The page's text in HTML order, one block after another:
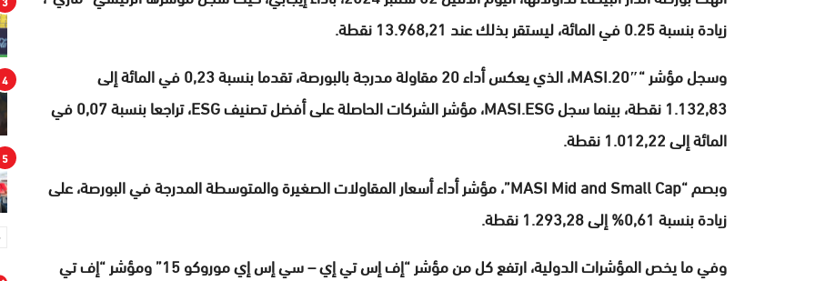
زيادة بنسبة 0.25 في المائة، ليستقر بذلك عند 13.968,21 نقطة.
وسجل مؤشر “MASI.20″، الذي يعكس أداء 20 مقاولة مدرجة بالبورصة، تقدما بنسبة 0,23 في المائة إلى
1.132,83 نقطة، بينما سجل MASI.ESG، مؤشر الشركات الحاصلة على أفضل تصنيف ESG، تراجعا بنسبة 0,07 في
المائة إلى 1.012,22 نقطة.
وبصم “MASI Mid and Small Cap”، مؤشر أداء أسعار المقاولات الصغيرة والمتوسطة المدرجة في البورصة، على
زيادة بنسبة 0,61% إلى 1.293,28 نقطة.
وفي ما يخص المؤشرات الدولية، ارتفع كل من مؤشر “إف إس تي إي – سي إس إي موروكو 15” ومؤشر “إف تي
4
5